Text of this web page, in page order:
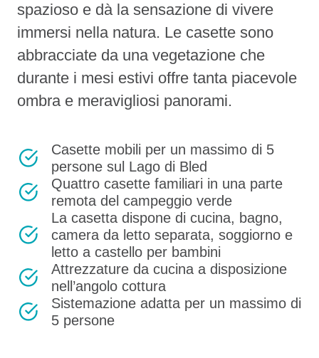
spazioso e dà la sensazione di vivere
immersi nella natura. Le casette sono
abbracciate da una vegetazione che
durante i mesi estivi offre tanta piacevole
ombra e meravigliosi panorami.
Casette mobili per un massimo di 5
persone sul Lago di Bled
Quattro casette familiari in una parte
remota del campeggio verde
La casetta dispone di cucina, bagno,
camera da letto separata, soggiorno e
letto a castello per bambini
Attrezzature da cucina a disposizione
nell’angolo cottura
Sistemazione adatta per un massimo di
5 persone